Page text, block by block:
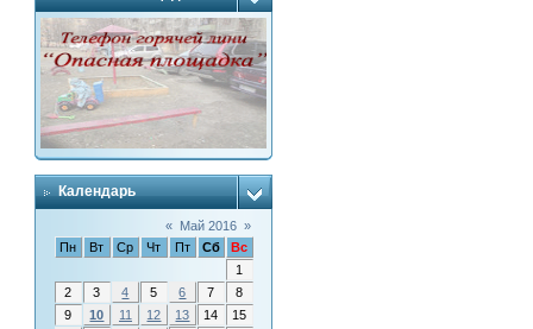
Календарь
« Май 2016 »
Пн
Вт Ср Чт Пт Сб
Вс
1
2
3 4 5 6 7
8
9
10 11 12 13 14
15